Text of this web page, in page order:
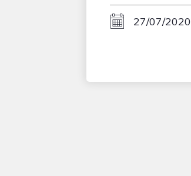
27/07/2020